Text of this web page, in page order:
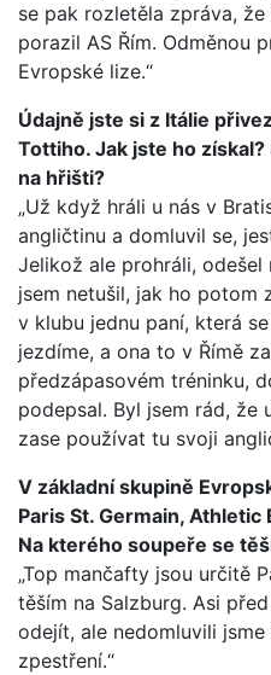
se pak rozletěla zpráva,
porazil AS Řím. Odměnou
Evropské lize.“
Údajně jste si z Itálie
Tottiho. Jak jste ho
na hřišti?
„Už když hráli u nás v
angličtinu a domluvil se,
Jelikož ale prohráli, odešel
jsem netušil, jak ho potom
v klubu jednu paní, která
jezdíme, a ona to v Římě
předzápasovém tréninku,
podepsal. Byl jsem rád, že
zase používat tu svoji
V základní skupině
Paris St. Germain, Athletic
Na kterého soupeře se
„Top mančafty jsou určitě
těším na Salzburg. Asi
odejít, ale nedomluvili
zpestření.“